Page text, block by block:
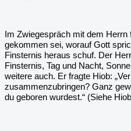
Im Zwiegespräch mit dem
gekommen sei, worauf Gott
Finsternis heraus schuf. Der
Finsternis, Tag und Nacht,
weitere auch. Er fragte Hiob:
zusammenzubringen? Ganz
du geboren wurdest.“ (Siehe